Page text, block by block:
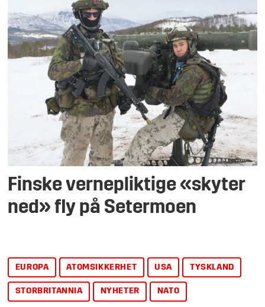
Finske ver­ne­plik­tige «skyter
ned» fly på Setermoen
EUROPA ATOMSIKKERHET USA TYSKLAND
STORBRITANNIA NYHETER NATO